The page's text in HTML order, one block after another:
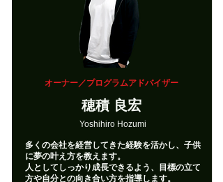
オーナー／プログラムアドバイザー
穂積 良宏
Yoshihiro Hozumi
多くの会社を経営してきた経験を活かし、子供
に夢の叶え方を教えます。
​人としてしっかり成長できるよう、目標の立て
方や自分との向き合い方を指導します。